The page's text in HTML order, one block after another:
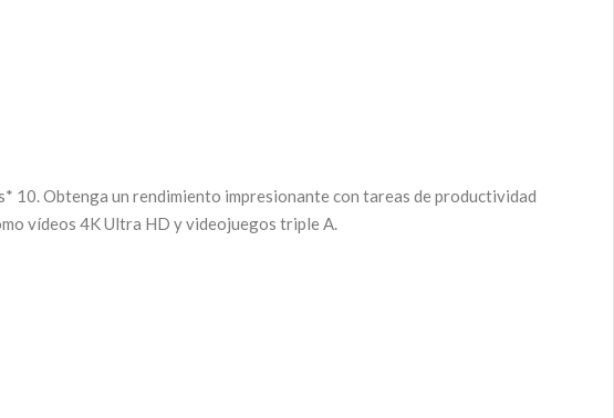
Obtenga un rendimiento impresionante con tareas de productividad
vídeos 4K Ultra HD y videojuegos triple A.